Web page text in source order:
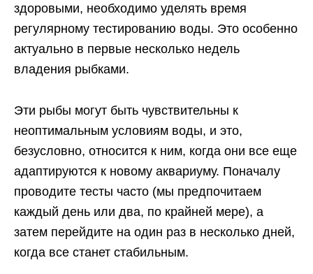
здоровыми, необходимо уделять время
регулярному тестированию воды. Это особенно
актуально в первые несколько недель
владения рыбками.
Эти рыбы могут быть чувствительны к
неоптимальным условиям воды, и это,
безусловно, относится к ним, когда они все еще
адаптируются к новому аквариуму. Поначалу
проводите тесты часто (мы предпочитаем
каждый день или два, по крайней мере), а
затем перейдите на один раз в несколько дней,
когда все станет стабильным.